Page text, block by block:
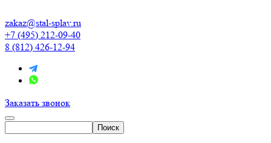
zakaz@stal-splav.ru
+7 (495) 212-09-40
8 (812) 426-12-94
Заказать звонок